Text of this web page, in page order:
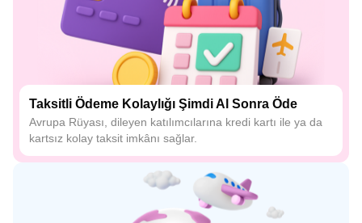
Taksitli Ödeme Kolaylığı Şimdi Al Sonra Öde
Avrupa Rüyası, dileyen katılımcılarına kredi kartı ile ya da
kartsız kolay taksit imkânı sağlar.